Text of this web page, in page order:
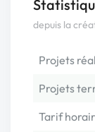
depuis la
Projets
Projets
Tarif